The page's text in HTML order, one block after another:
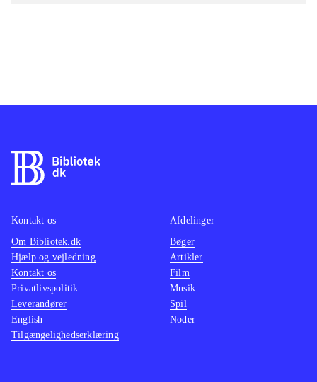
Kontakt os
Om Bibliotek.dk
Hjælp og vejledning
Kontakt os
Privatlivspolitik
Leverandører
English
Tilgængelighedserklæring
Afdelinger
Bøger
Artikler
Film
Musik
Spil
Noder